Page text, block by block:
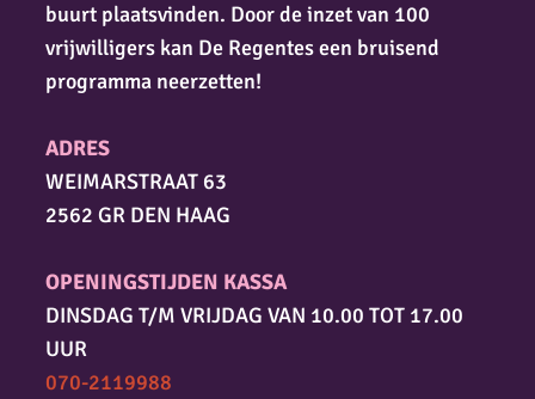
buurt plaatsvinden. Door de inzet van 100
vrijwilligers kan De Regentes een bruisend
programma neerzetten!
ADRES
WEIMARSTRAAT 63
2562 GR DEN HAAG
OPENINGSTIJDEN KASSA
DINSDAG T/M VRIJDAG VAN 10.00 TOT 17.00
UUR
070-2119988